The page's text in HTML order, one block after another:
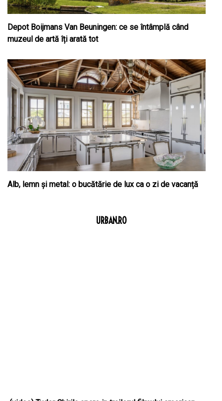
Depot Boijmans Van Beuningen: ce se întâmplă când
muzeul de artă îți arată tot
Alb, lemn și metal: o bucătărie de lux ca o zi de vacanță
URBAN.RO